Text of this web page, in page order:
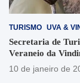
TURISMO UVA &
Secretaria de
Veraneio da
10 de janeiro de